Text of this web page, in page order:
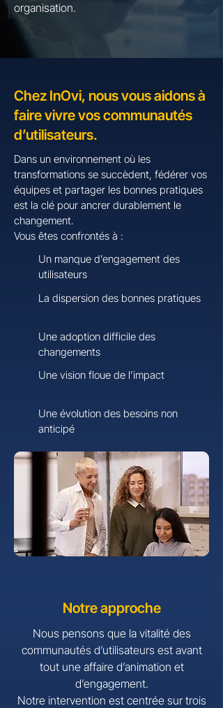
organisation.
Chez InOvi, nous vous aidons à
faire vivre vos communautés
d’utilisateurs.
Dans un environnement où les
transformations se succèdent, fédérer vos
équipes et partager les bonnes pratiques
est la clé pour ancrer durablement le
changement.
Vous êtes confrontés à :
Un manque d’engagement des
utilisateurs
La dispersion des bonnes pratiques
Une adoption difficile des
changements
Une vision floue de l’impact
Une évolution des besoins non
anticipé
Notre approche
Nous pensons que la vitalité des
communautés d’utilisateurs est avant
tout une affaire d’animation et
d’engagement.
Notre intervention est centrée sur trois